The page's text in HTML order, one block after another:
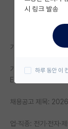
미국 유학 게
미국 대학원
대학원생 모
연구실(PI)
석박사 채용
임용 정보 게
기업명: 한국전자기
기업정보 URL:
ETIHR
채용공고 제목:
업·직종: 전기·전자·
시 링크 발송
하루 동안 이